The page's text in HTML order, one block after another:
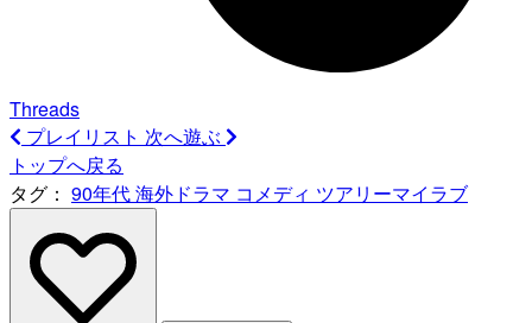
Threads
プレイリスト 次へ遊ぶ
トップへ戻る
タグ： 90年代海外ドラマ コメディ ツアリーマイラブ